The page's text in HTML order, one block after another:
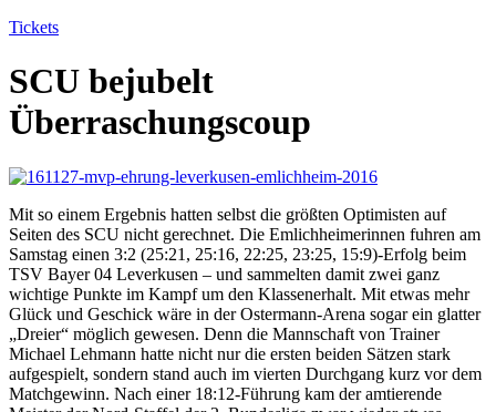
Tickets
SCU bejubelt
Überraschungscoup
Mit so einem Ergebnis hatten selbst die größten Optimisten auf
Seiten des SCU nicht gerechnet. Die Emlichheimerinnen fuhren am
Samstag einen 3:2 (25:21, 25:16, 22:25, 23:25, 15:9)-Erfolg beim
TSV Bayer 04 Leverkusen – und sammelten damit zwei ganz
wichtige Punkte im Kampf um den Klassenerhalt. Mit etwas mehr
Glück und Geschick wäre in der Ostermann-Arena sogar ein glatter
„Dreier“ möglich gewesen. Denn die Mannschaft von Trainer
Michael Lehmann hatte nicht nur die ersten beiden Sätzen stark
aufgespielt, sondern stand auch im vierten Durchgang kurz vor dem
Matchgewinn. Nach einer 18:12-Führung kam der amtierende